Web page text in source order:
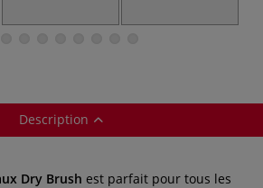
Description
Dry Brush est parfait pour tous les